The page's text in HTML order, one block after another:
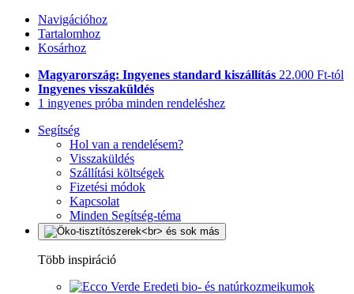
Navigációhoz
Tartalomhoz
Kosárhoz
Magyarország: Ingyenes standard kiszállítás 22.000 Ft-tól
Ingyenes visszaküldés
1 ingyenes próba minden rendeléshez
Segítség
Hol van a rendelésem?
Visszaküldés
Szállítási költségek
Fizetési módok
Kapcsolat
Minden Segítség-téma
Több inspiráció
Eredeti bio- és natúrkozmeikumok